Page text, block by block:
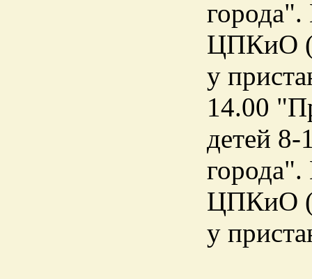
города".
ЦПКиО
у
14.00
детей
города".
ЦПКиО
у